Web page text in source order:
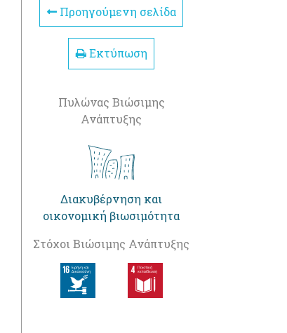
Προηγούμενη σελίδα
Εκτύπωση
Πυλώνας Βιώσιμης
Ανάπτυξης
Διακυβέρνηση και
οικονομική βιωσιμότητα
Στόχοι Βιώσιμης Ανάπτυξης